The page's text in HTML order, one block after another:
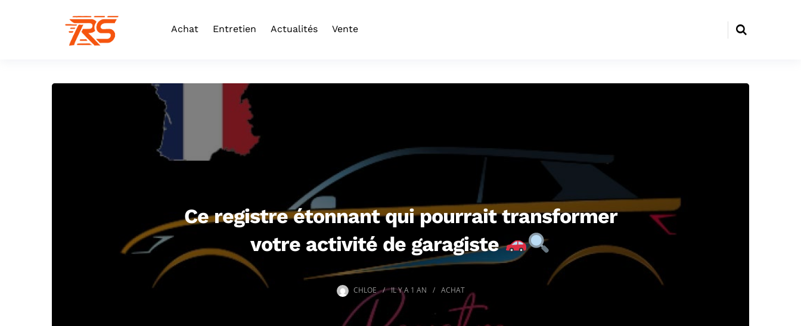
Achat Entretien Actualités Vente
Ce registre étonnant qui pourrait transformer
votre activité de garagiste
CHLOE IL Y A 1 AN ACHAT